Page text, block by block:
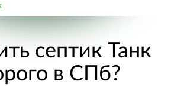
септик Танк
в СПб?